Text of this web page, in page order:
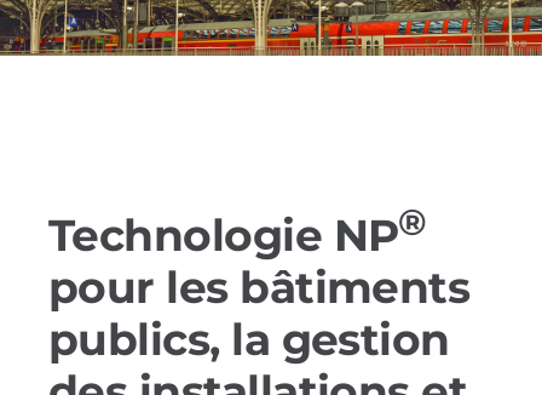
Références
Français
Technologie NP®
pour les bâtiments
publics, la gestion